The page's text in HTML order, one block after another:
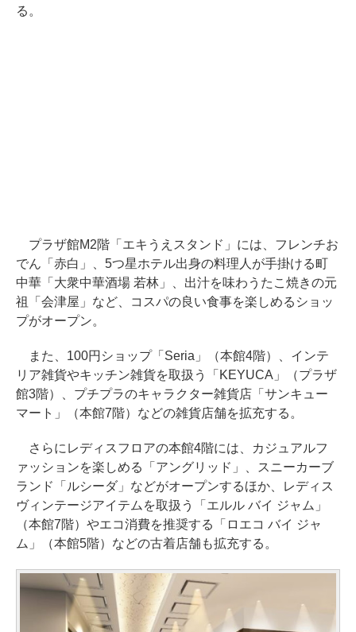
る。
プラザ館M2階「エキうえスタンド」には、フレンチお
でん「赤白」、5つ星ホテル出身の料理人が手掛ける町
中華「大衆中華酒場 若林」、出汁を味わうたこ焼きの元
祖「会津屋」など、コスパの良い食事を楽しめるショッ
プがオープン。
また、100円ショップ「Seria」（本館4階）、インテ
リア雑貨やキッチン雑貨を取扱う「KEYUCA」（プラザ
館3階）、プチプラのキャラクター雑貨店「サンキュー
マート」（本館7階）などの雑貨店舗を拡充する。
さらにレディスフロアの本館4階には、カジュアルフ
ァッションを楽しめる「アングリッド」、スニーカーブ
ランド「ルシーダ」などがオープンするほか、レディス
ヴィンテージアイテムを取扱う「エルル バイ ジャム」
（本館7階）やエコ消費を推奨する「ロエコ バイ ジャ
ム」（本館5階）などの古着店舗も拡充する。